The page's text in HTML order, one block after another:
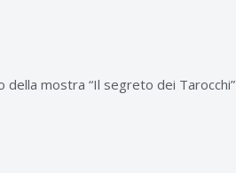
mostra “Il segreto dei Tarocchi”